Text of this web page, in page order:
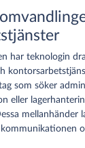
har teknologin
som söker
eller
mellanhänder